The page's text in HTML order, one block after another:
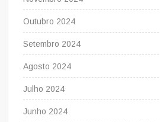
Outubro 2024
Setembro 2024
Agosto 2024
Julho 2024
Junho 2024